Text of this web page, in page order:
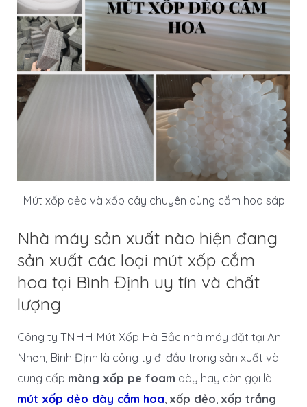
Mút xốp dẻo và xốp cây chuyên dùng cắm hoa sáp
Nhà máy sản xuất nào hiện đang
sản xuất các loại mút xốp cắm
hoa tại Bình Định uy tín và chất
lượng
Công ty TNHH Mút Xốp Hà Bắc nhà máy đặt tại An
Nhơn, Bình Định là công ty đi đầu trong sản xuất và
cung cấp màng xốp pe foam dày hay còn gọi là
mút xốp dẻo dày cắm hoa, xốp dẻo, xốp trắng